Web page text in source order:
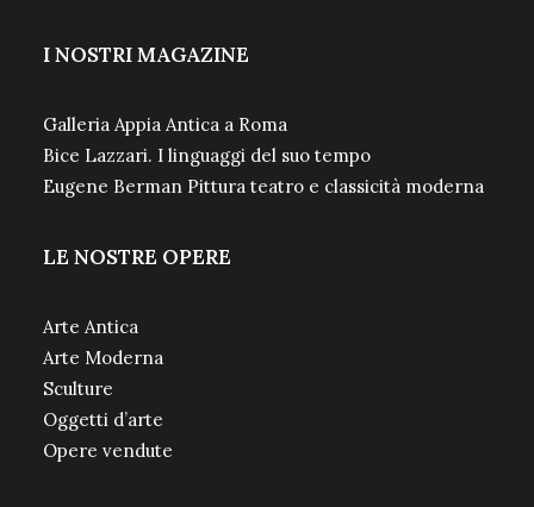
I NOSTRI MAGAZINE
Galleria Appia Antica a Roma
Bice Lazzari. I linguaggi del suo tempo
Eugene Berman Pittura teatro e classicità moderna
LE NOSTRE OPERE
Arte Antica
Arte Moderna
Sculture
Oggetti d’arte
Opere vendute